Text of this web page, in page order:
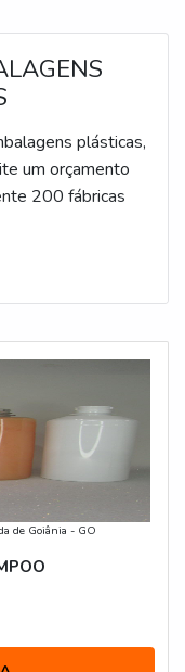
plásticas,
200 fábricas
de Goiânia - GO